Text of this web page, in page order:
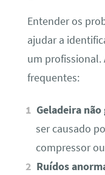
Entender os
ajudar a
um profissional.
frequentes:
Geladeira
ser causado
compressor
Ruídos